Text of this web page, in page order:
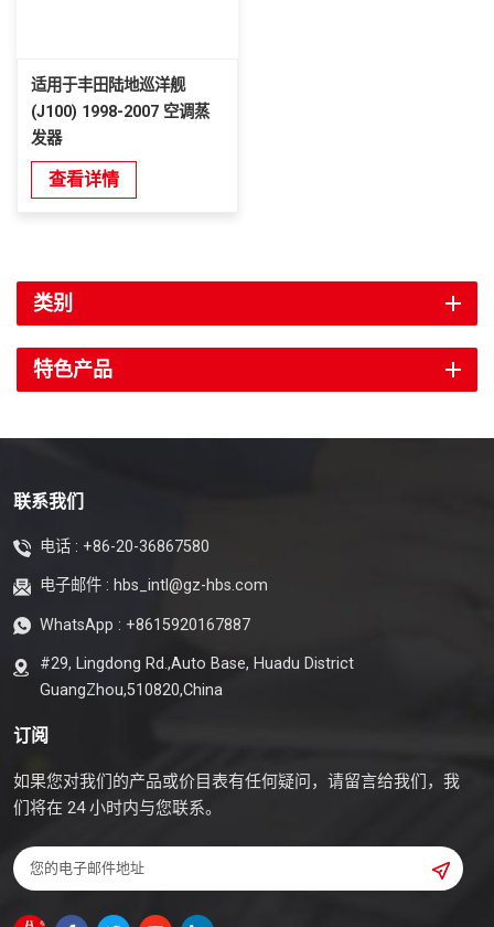
适用于丰田陆地巡洋舰
(J100) 1998-2007 空调蒸
发器
查看详情
类别
特色产品
联系我们
电话 : +86-20-36867580
电子邮件 : hbs_intl@gz-hbs.com
WhatsApp : +8615920167887
#29, Lingdong Rd.,Auto Base, Huadu District
GuangZhou,510820,China
订阅
如果您对我们的产品或价目表有任何疑问，请留言给我们，我
们将在 24 小时内与您联系。